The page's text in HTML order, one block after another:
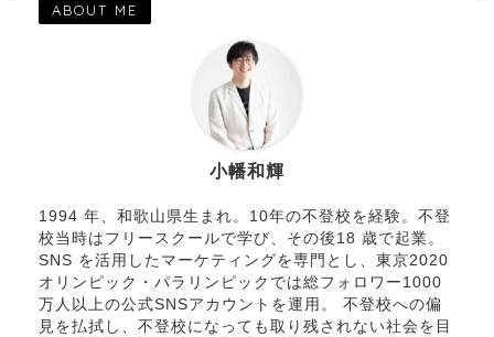
ABOUT ME
小幡和輝
1994 年、和歌山県生まれ。10年の不登校を経験。不登
校当時はフリースクールで学び、その後18 歳で起業。
SNS を活用したマーケティングを専門とし、東京2020
オリンピック・パラリンピックでは総フォロワー1000
万人以上の公式SNSアカウントを運用。 不登校への偏
見を払拭し、不登校になっても取り残されない社会を目